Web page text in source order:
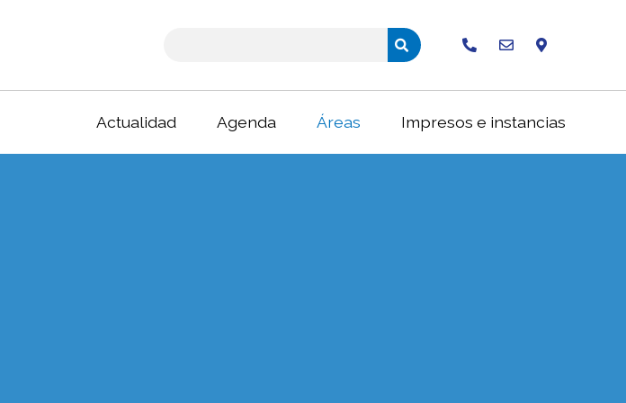
Actualidad Agenda Áreas Impresos e instancias